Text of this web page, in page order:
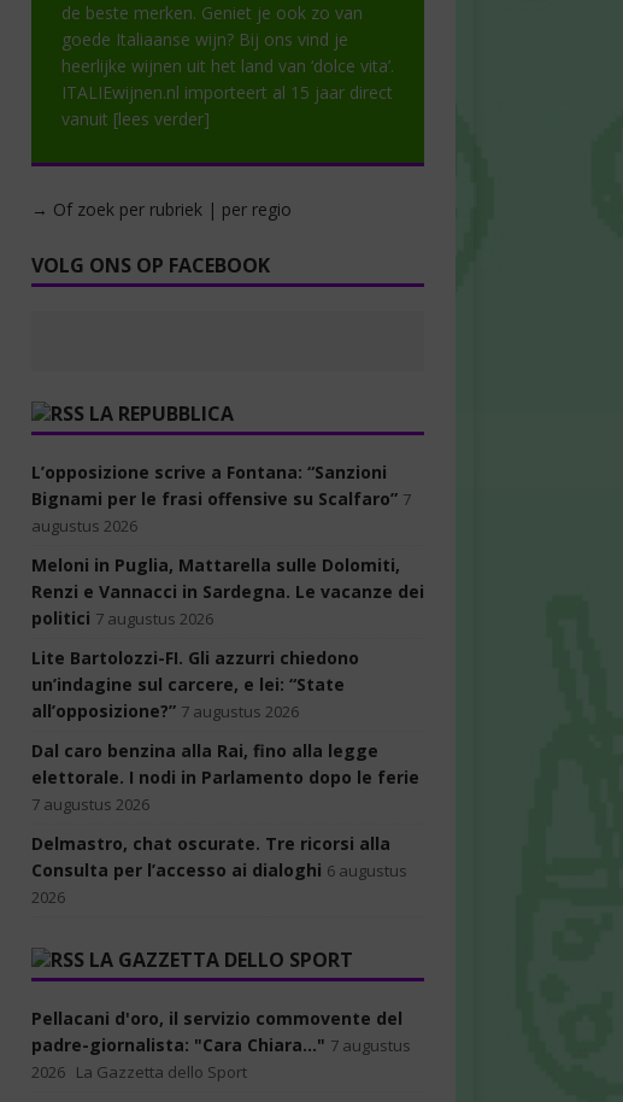
de beste merken. Geniet je ook zo van
goede Italiaanse wijn? Bij ons vind je
heerlijke wijnen uit het land van ‘dolce vita’.
ITALIEwijnen.nl importeert al 15 jaar direct
vanuit [lees verder]
→ Of zoek per rubriek | per regio
VOLG ONS OP FACEBOOK
LA REPUBBLICA
L’opposizione scrive a Fontana: “Sanzioni
Bignami per le frasi offensive su Scalfaro” 7
augustus 2026
Meloni in Puglia, Mattarella sulle Dolomiti,
Renzi e Vannacci in Sardegna. Le vacanze dei
politici 7 augustus 2026
Lite Bartolozzi-FI. Gli azzurri chiedono
un’indagine sul carcere, e lei: “State
all’opposizione?” 7 augustus 2026
Dal caro benzina alla Rai, fino alla legge
elettorale. I nodi in Parlamento dopo le ferie
7 augustus 2026
Delmastro, chat oscurate. Tre ricorsi alla
Consulta per l’accesso ai dialoghi 6 augustus
2026
LA GAZZETTA DELLO SPORT
Pellacani d'oro, il servizio commovente del
padre-giornalista: "Cara Chiara..." 7 augustus
2026 La Gazzetta dello Sport